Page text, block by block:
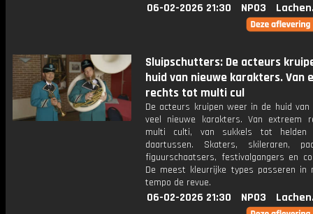
06-02-2026 21:30 NPO3
Sluipschutters: De acteurs
huid van nieuwe karakters. Van
rechts tot multi cul
De acteurs kruipen weer in de huid van
veel nieuwe karakters. Van extreem
multi culti, van sukkels tot helden
daartussen. Skaters, skileraren,
figuurschaatsers, festivalgangers en
De meest kleurrijke types passeren in
tempo de revue.
06-02-2026 21:30 NPO3